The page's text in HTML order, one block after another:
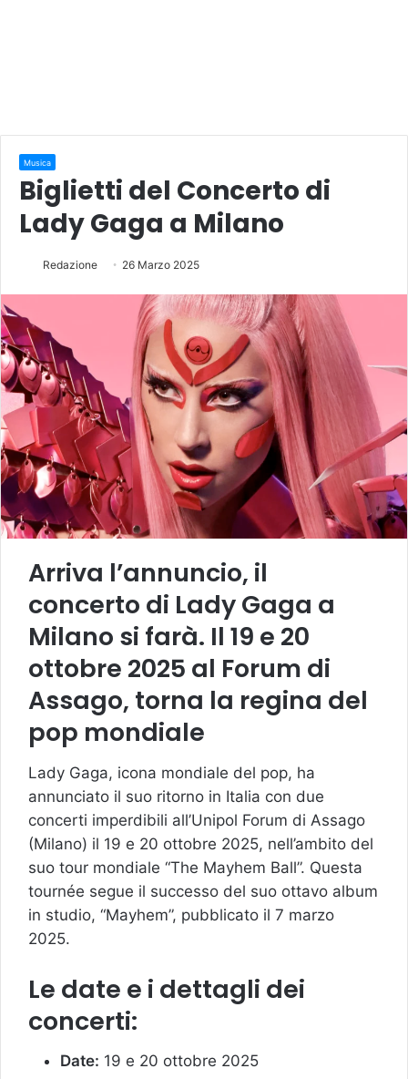
Musica
Biglietti del Concerto di
Lady Gaga a Milano
Redazione 26 Marzo 2025
Arriva l’annuncio, il
concerto di Lady Gaga a
Milano si farà. Il 19 e 20
ottobre 2025 al Forum di
Assago, torna la regina del
pop mondiale
Lady Gaga, icona mondiale del pop, ha
annunciato il suo ritorno in Italia con due
concerti imperdibili all’Unipol Forum di Assago
(Milano) il 19 e 20 ottobre 2025, nell’ambito del
suo tour mondiale “The Mayhem Ball”. Questa
tournée segue il successo del suo ottavo album
in studio, “Mayhem”, pubblicato il 7 marzo
2025.
Le date e i dettagli dei
concerti:
Date: 19 e 20 ottobre 2025